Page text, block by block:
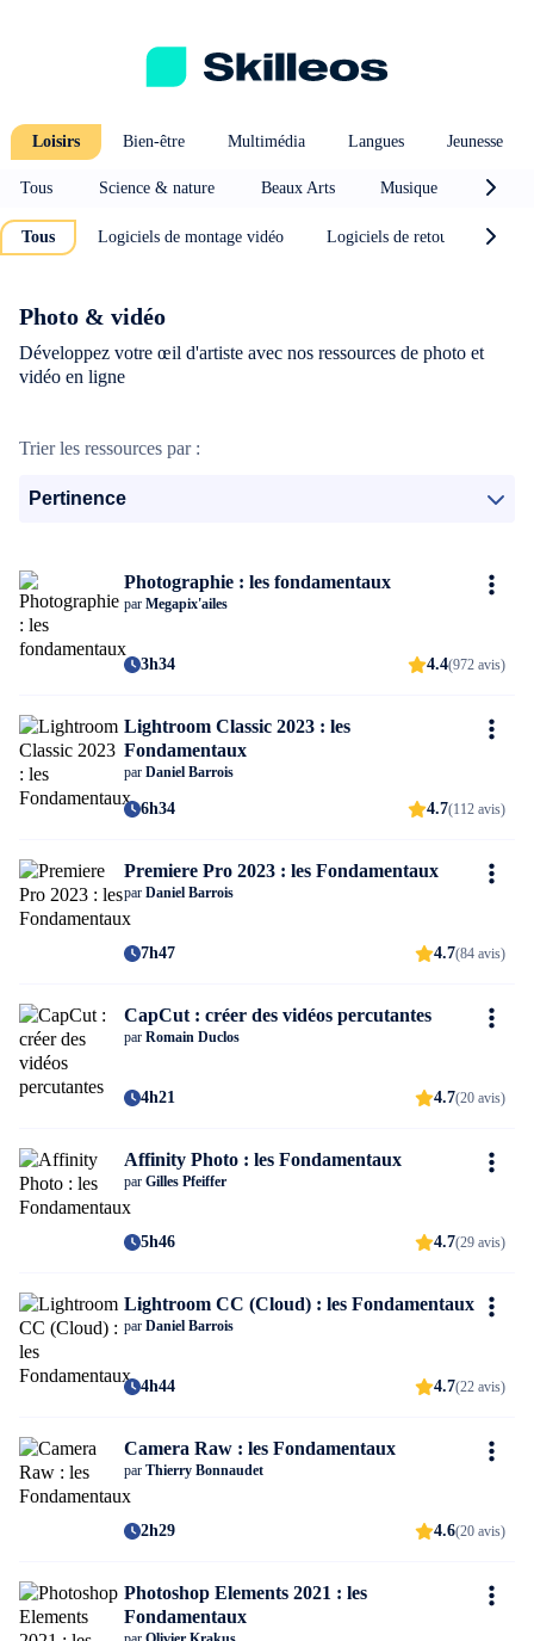
Loisirs Bien-être Multimédia Langues Jeunesse
Tous Science & nature Beaux Arts Musique Photo
Tous Logiciels de montage vidéo Logiciels de retouche photo
Photo & vidéo
Développez votre œil d'artiste avec nos ressources de photo et
vidéo en ligne
Trier les ressources par :
Pertinence
Photographie : les fondamentaux
par Megapix'ailes
3h34 4.4(972 avis)
Lightroom Classic 2023 : les
Fondamentaux
par Daniel Barrois
6h34 4.7(112 avis)
Premiere Pro 2023 : les Fondamentaux
par Daniel Barrois
7h47 4.7(84 avis)
CapCut : créer des vidéos percutantes
par Romain Duclos
4h21 4.7(20 avis)
Affinity Photo : les Fondamentaux
par Gilles Pfeiffer
5h46 4.7(29 avis)
Lightroom CC (Cloud) : les Fondamentaux
par Daniel Barrois
4h44 4.7(22 avis)
Camera Raw : les Fondamentaux
par Thierry Bonnaudet
2h29 4.6(20 avis)
Photoshop Elements 2021 : les
Fondamentaux